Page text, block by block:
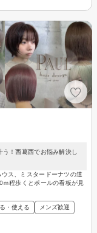
！西葛西でお悩み解決し
ス、ミスタードーナツの道
程歩くとポールの看板が見
・使える メンズ歓迎